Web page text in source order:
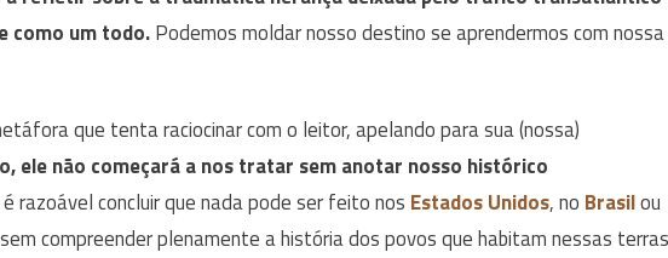
como um todo.Podemos moldar nosso destino se aprendermos com nossa
que tenta raciocinar com o leitor, apelando para sua (nossa)
ele não começará a nos tratar sem anotar nosso histórico
razoável concluir que nada pode ser feito nos Estados Unidos, no Brasilou
compreender plenamente a história dos povos que habitam nessas